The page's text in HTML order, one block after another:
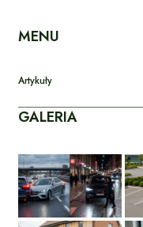
MENU
Artykuły
GALERIA